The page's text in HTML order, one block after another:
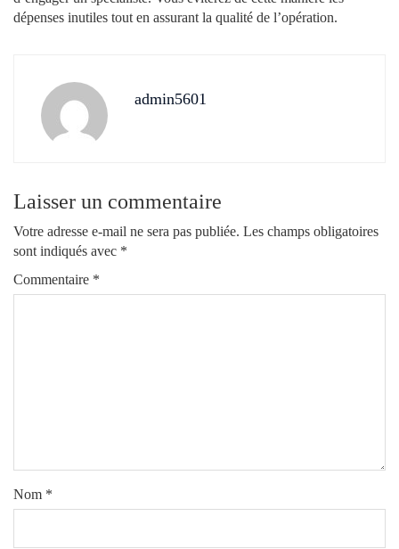
dépenses inutiles tout en assurant la qualité de l’opération.
admin5601
Laisser un commentaire
Votre adresse e-mail ne sera pas publiée. Les champs obligatoires
sont indiqués avec *
Commentaire *
Nom *